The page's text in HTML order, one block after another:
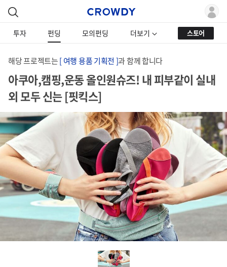
투자 펀딩 모의펀딩 더보기 스토어
해당 프로젝트는[ 여행 용품 기획전 ]과 함께 합니다
아쿠아,캠핑,운동 올인원슈즈! 내 피부같이 실내
외 모두 신는 [핏킥스]